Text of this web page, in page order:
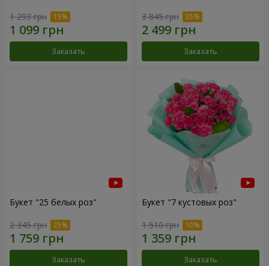
1 293 грн
Заказать
3 845 грн
Заказать
Букет "25 белых роз"
2 345 грн
Заказать
Букет "7 кустовых роз"
1 510 грн
Заказать